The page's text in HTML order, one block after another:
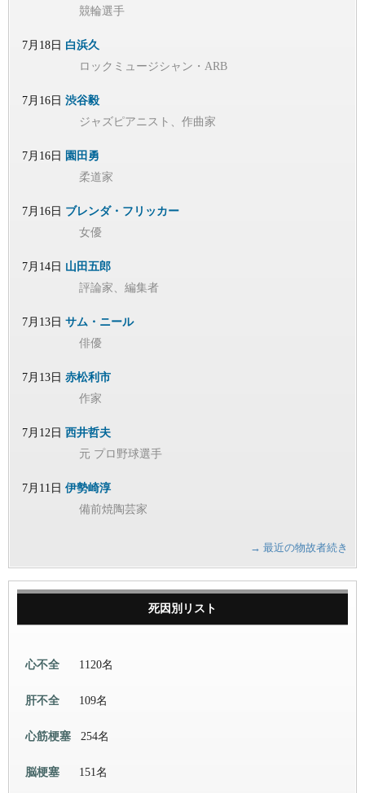
競輪選手
7月18日 白浜久
ロックミュージシャン・ARB
7月16日 渋谷毅
ジャズピアニスト、作曲家
7月16日 園田勇
柔道家
7月16日 ブレンダ・フリッカー
女優
7月14日 山田五郎
評論家、編集者
7月13日 サム・ニール
俳優
7月13日 赤松利市
作家
7月12日 西井哲夫
元 プロ野球選手
7月11日 伊勢崎淳
備前焼陶芸家
→ 最近の物故者続き
死因別リスト
心不全 1120名
肝不全 109名
心筋梗塞 254名
脳梗塞 151名